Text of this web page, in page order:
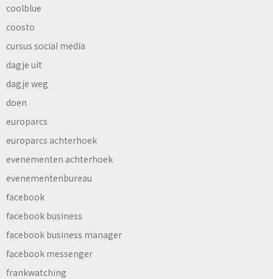
coolblue
coosto
cursus social media
dagje uit
dagje weg
doen
europarcs
europarcs achterhoek
evenementen achterhoek
evenementenbureau
facebook
facebook business
facebook business manager
facebook messenger
frankwatching